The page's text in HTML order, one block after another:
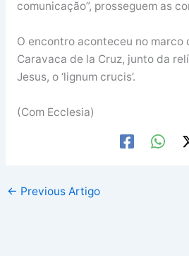
comunicação”, prosseguem as
O encontro aconteceu no marco
Caravaca de la Cruz, junto da
Jesus, o ‘lignum crucis’.
(Com Ecclesia)
← Previous Artigo